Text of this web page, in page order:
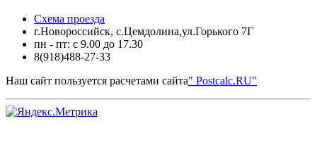
Схема проезда
г.Новороссийск, с.Цемдолина,ул.Горького 7Г
пн - пт: с 9.00 до 17.30
8(918)488-27-33
Наш сайт пользуется расчетами сайта" Postcalc.RU"